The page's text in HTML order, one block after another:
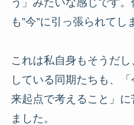
も”今”に引っ張られてし
これは私自身もそうだ
している同期たちも、
来起点で考えること」
ました。